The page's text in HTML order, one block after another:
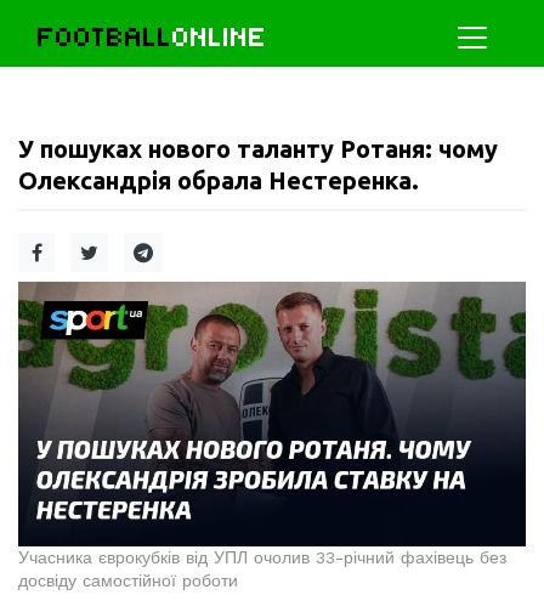
FOOTBALLONLINE
У пошуках нового таланту Ротаня: чому
Олександрія обрала Нестеренка.
Учасника єврокубків від УПЛ очолив 33-річний фахівець без
досвіду самостійної роботи